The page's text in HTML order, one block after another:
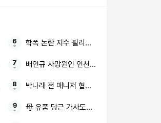
논란
노밸리 the1 7차(10단지) 분양가상한제
학폭 논란 지수 필리핀 행사
배인규 사망원인 인천 자택
박나래 전 매니저 협박·횡령
母 유품 당근 가사도우미